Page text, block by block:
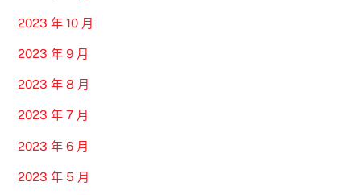
2023 年 10 月
2023 年 9 月
2023 年 8 月
2023 年 7 月
2023 年 6 月
2023 年 5 月